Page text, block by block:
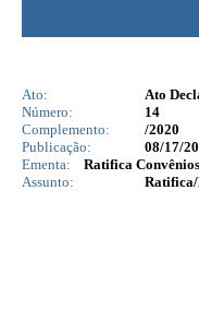
Ato:
Ato
Número:
14
Complemento:
/2020
Publicação:
08/17/
Ementa:
Ratifica
Assunto: